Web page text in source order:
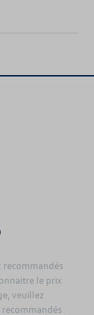
recommandés
le prix
veuillez